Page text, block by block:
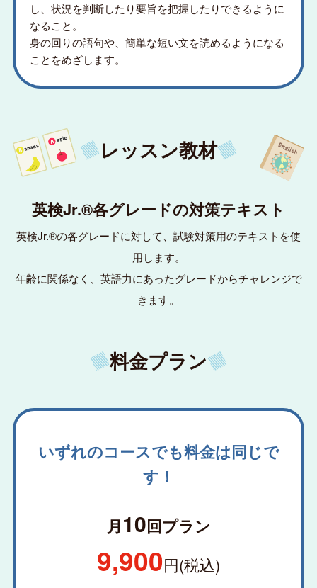
し、状況を判断したり要旨を把握したりできるように
なること。
身の回りの語句や、簡単な短い文を読めるようになる
ことをめざします。
レッスン教材
英検Jr.®各グレードの対策テキスト
英検Jr.®の各グレードに対して、試験対策用のテキストを使
用します。
年齢に関係なく、英語力にあったグレードからチャレンジで
きます。
料金プラン
いずれのコースでも料金は同じで
す！
月10回プラン
9,900円(税込)